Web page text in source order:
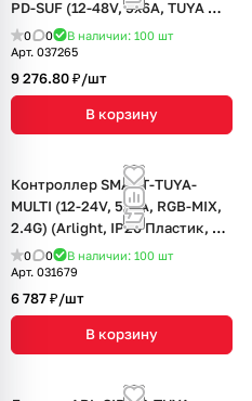
PD-SUF (12-48V, 5x6A, TUYA Wi-
Fi, 2.4G) (IARL, Контроллер)
0 0 В наличии: 100 шт
Арт. 037265
9 276.80 ₽/шт
В корзину
Контроллер SMART-TUYA-
MULTI (12-24V, 5x3A, RGB-MIX,
2.4G) (Arlight, IP20 Пластик, 5
лет)
0 0 В наличии: 100 шт
Арт. 031679
6 787 ₽/шт
В корзину